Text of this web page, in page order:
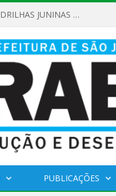
REGULAMENTO – V INTERMUNICIPAL DE QUADRILHAS JUNINAS 2026
PUBLICAÇÕES